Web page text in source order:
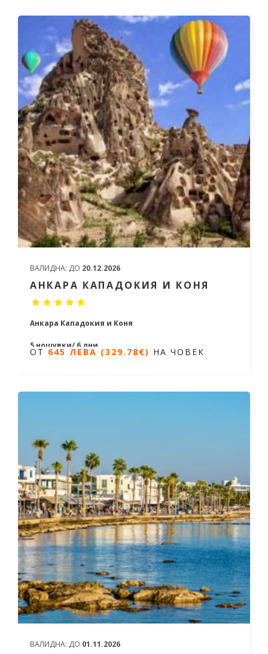
ОТ 1 281 ЛЕВА (654.96€) НА ЧОВЕК
ВАЛИДНА: ДО 20.12.2026
АНКАРА КАПАДОКИЯ И КОНЯ
Анкара Кападокия и Коня
5 нощувки/ 6 дни
ОТ 645 ЛЕВА (329.78€) НА ЧОВЕК
ВАЛИДНА: ДО 01.11.2026